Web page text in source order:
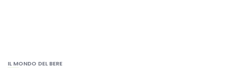
IL MONDO DEL BERE